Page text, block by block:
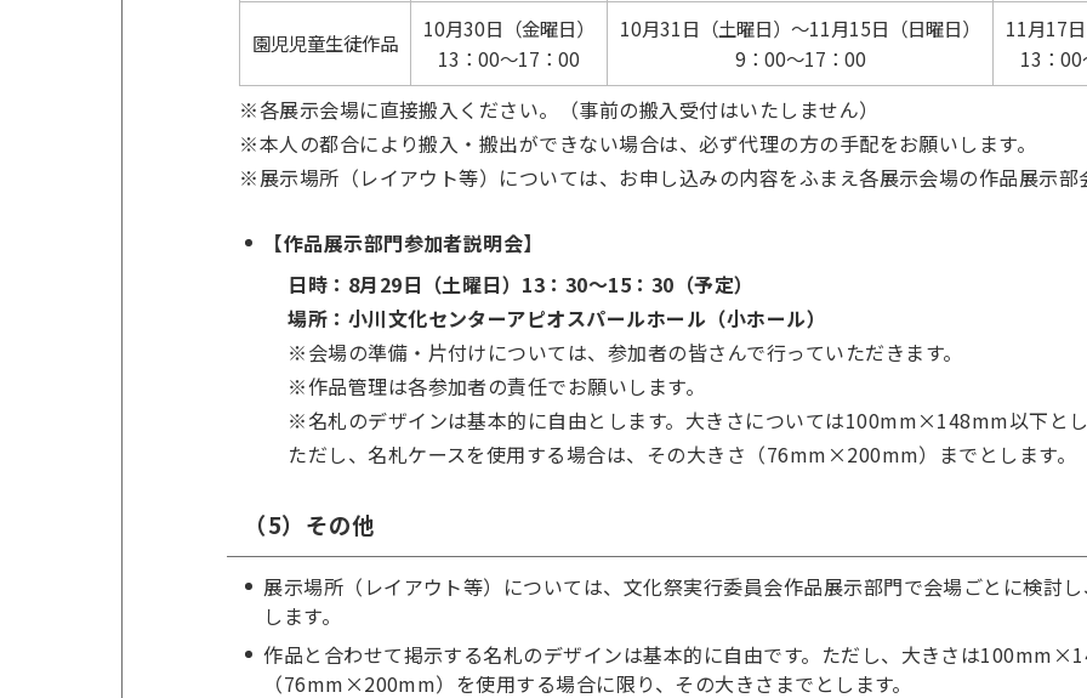
園児児童生徒作品
10月30日（金曜日）
13：00～17：00
10月31日（土曜日）～11月15日（日曜日）
9：00～17：00
11月17
13：
※各展示会場に直接搬入ください。（事前の搬入受付はいたしません）
※本人の都合により搬入・搬出ができない場合は、必ず代理の方の手配をお願いします。
※展示場所（レイアウト等）については、お申し込みの内容をふまえ各展示会場の作品展示部
【作品展示部門参加者説明会】
日時：8月29日（土曜日）13：30～15：30（予定）
場所：小川文化センターアピオスパールホール（小ホール）
※会場の準備・片付けについては、参加者の皆さんで行っていただきます。
※作品管理は各参加者の責任でお願いします。
※名札のデザインは基本的に自由とします。大きさについては100mm×148mm以下と
ただし、名札ケースを使用する場合は、その大きさ（76mm×200mm）までとします。
（5）その他
展示場所（レイアウト等）については、文化祭実行委員会作品展示部門で会場ごとに検討
します。
作品と合わせて掲示する名札のデザインは基本的に自由です。ただし、大きさは
（76mm×200mm）を使用する場合に限り、その大きさまでとします。